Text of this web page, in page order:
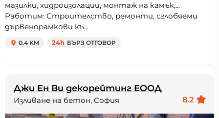
мазилки, хидроизолации, монтаж на камък,...
Работим: Строителство, ремонти, сглобяеми
дървенорамкови къ...
0.4 KM 24h БЪРЗ ОТГОВОР
Джи Ен Ви декорейтинг ЕООД
8.2
Изливане на бетон, София